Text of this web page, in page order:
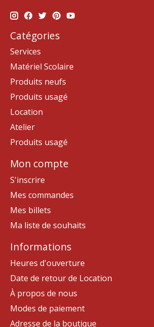
Catégories
Services
Matériel Scolaire
Produits neufs
Produits usagé
Location
Atelier
Produits usagé
Mon compte
S'inscrire
Mes commandes
Mes billets
Ma liste de souhaits
Informations
Heures d'ouverture
Date de retour de Location
À propos de nous
Modes de paiement
Adresse de la boutique